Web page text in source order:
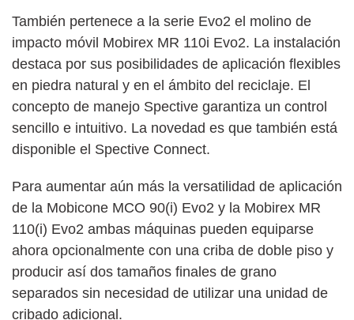
También pertenece a la serie Evo2 el molino de
impacto móvil Mobirex MR 110i Evo2. La instalación
destaca por sus posibilidades de aplicación flexibles
en piedra natural y en el ámbito del reciclaje. El
concepto de manejo Spective garantiza un control
sencillo e intuitivo. La novedad es que también está
disponible el Spective Connect.
Para aumentar aún más la versatilidad de aplicación
de la Mobicone MCO 90(i) Evo2 y la Mobirex MR
110(i) Evo2 ambas máquinas pueden equiparse
ahora opcionalmente con una criba de doble piso y
producir así dos tamaños finales de grano
separados sin necesidad de utilizar una unidad de
cribado adicional.